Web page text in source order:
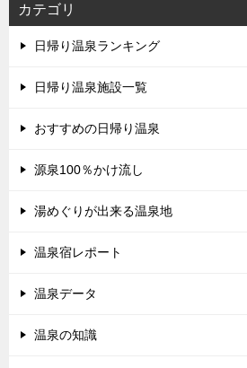
カテゴリ
日帰り温泉ランキング
日帰り温泉施設一覧
おすすめの日帰り温泉
源泉100％かけ流し
湯めぐりが出来る温泉地
温泉宿レポート
温泉データ
温泉の知識